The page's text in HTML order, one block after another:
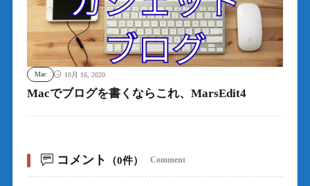
Mac 10月 16, 2020
Macでブログを書くならこれ、MarsEdit4
コメント （0件） Comment